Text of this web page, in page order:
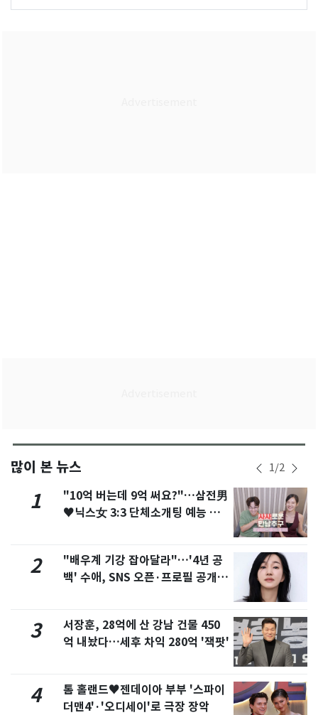
많이 본 뉴스 1/2
1
"10억 버는데 9억 써요?"…삼전男
♥닉스女 3:3 단체소개팅 예능 화
2
"배우계 기강 잡아달라"…'4년 공
백' 수애, SNS 오픈·프로필 공개
3
서장훈, 28억에 산 강남 건물 450
억 내놨다…세후 차익 280억 '잭팟'
4
톰 홀랜드♥젠데이아 부부 '스파이
더맨4'·'오디세이'로 극장 장악